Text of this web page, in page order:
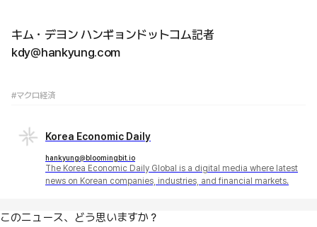
キム・デヨン ハンギョンドットコム記者
kdy@hankyung.com
#マクロ経済
Korea Economic Daily
hankyung@bloomingbit.io
The Korea Economic Daily Global is a digital media where latest
news on Korean companies, industries, and financial markets.
このニュース、どう思いますか？